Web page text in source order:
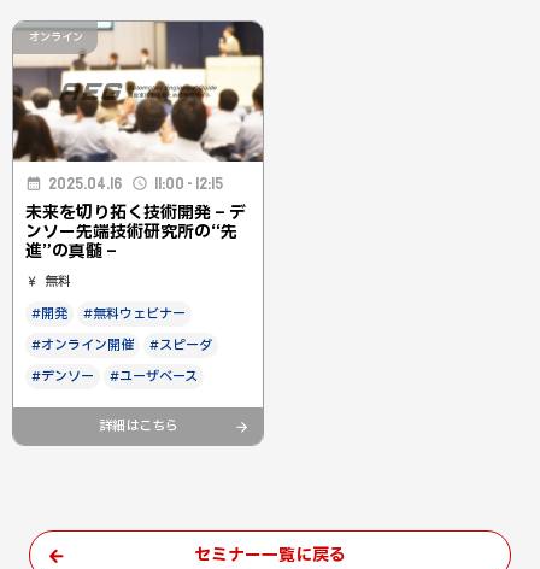
オンライン
2025.04.16 11:00 - 12:15
未来を切り拓く技術開発 – デ
ンソー先端技術研究所の“先
進”の真髄 –
無料
#開発
#無料ウェビナー
#オンライン開催
#スピーダ
#デンソー
#ユーザベース
詳細はこちら
セミナー一覧に戻る